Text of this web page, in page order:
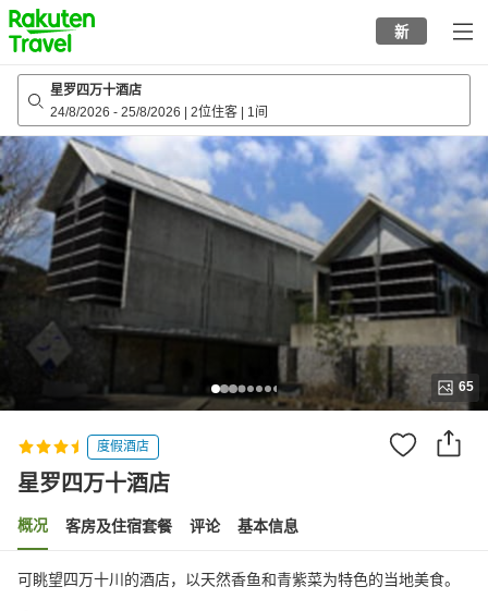
to
top
page
新
星罗四万十酒店
24/8/2026 - 25/8/2026 2位住客 1间
65
度假酒店
星罗四万十酒店
概况 客房及住宿套餐 评论 基本信息
可眺望四万十川的酒店，以天然香鱼和青紫菜为特色的当地美食。